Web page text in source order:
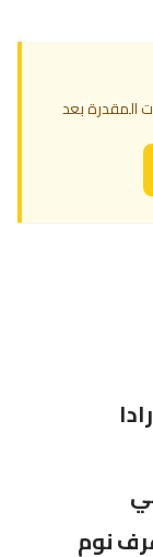
المقدرة بعد